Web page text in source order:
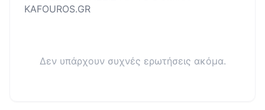
KAFOUROS.GR
Δεν υπάρχουν συχνές ερωτήσεις ακόμα.